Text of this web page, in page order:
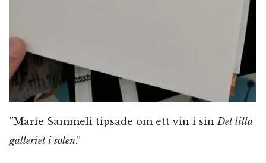
”Marie Sammeli tipsade om ett vin i sinDet lilla
galleriet i solen.”